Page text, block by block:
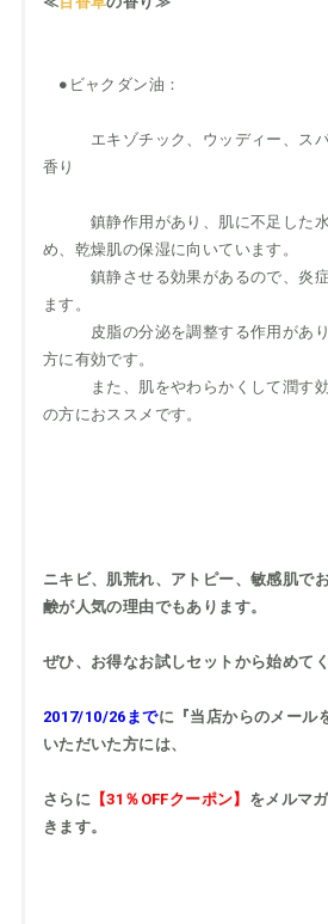
●ビャクダン油：
エキゾチック、ウッディー、スパ
香り
鎮静作用があり、肌に不足した水
め、乾燥肌の保湿に向いています。
鎮静させる効果があるので、炎症
ます。
皮脂の分泌を調整する作用があり
方に有効です。
また、肌をやわらかくして潤す効
の方におススメです。
ニキビ、肌荒れ、アトピー、敏感肌で
鹸が人気の理由でもあります。
ぜひ、お得なお試しセットから始めて
2017/10/26までに『当店からのメール
いただいた方には、
さらに 【31％OFFクーポン】 をメルマ
きます。